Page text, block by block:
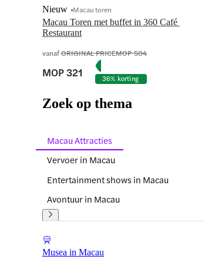
Macau Toren met buffet in 360 Café
Restaurant
Nieuw Macau toren
vanafORIGINAL PRICEMOP 504
MOP 321 36% korting
Zoek op thema
Macau Attracties
Vervoer in Macau
Entertainment shows in Macau
Avontuur in Macau
Musea in Macau